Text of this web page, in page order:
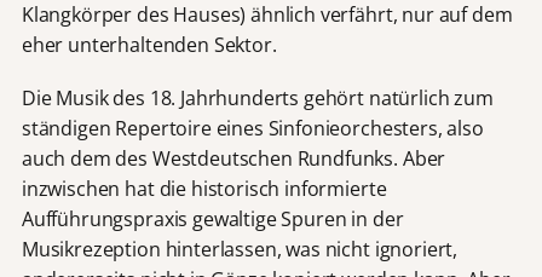
Klangkörper des Hauses) ähnlich verfährt, nur auf dem
eher unterhaltenden Sektor.
Die Musik des 18. Jahrhunderts gehört natürlich zum
ständigen Repertoire eines Sinfonieorchesters, also
auch dem des Westdeutschen Rundfunks. Aber
inzwischen hat die historisch informierte
Aufführungspraxis gewaltige Spuren in der
Musikrezeption hinterlassen, was nicht ignoriert,